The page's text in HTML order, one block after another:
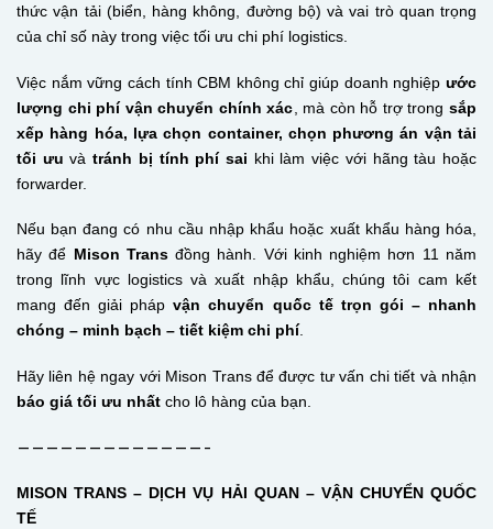
thức vận tải (biển, hàng không, đường bộ) và vai trò quan trọng
của chỉ số này trong việc tối ưu chi phí logistics.
Việc nắm vững cách tính CBM không chỉ giúp doanh nghiệp ước
lượng chi phí vận chuyển chính xác , mà còn hỗ trợ trong sắp
xếp hàng hóa, lựa chọn container, chọn phương án vận tải
tối ưu vàtránh bị tính phí sai khi làm việc với hãng tàu hoặc
forwarder.
Nếu bạn đang có nhu cầu nhập khẩu hoặc xuất khẩu hàng hóa,
hãy để Mison Transđồng hành. Với kinh nghiệm hơn 11 năm
trong lĩnh vực logistics và xuất nhập khẩu, chúng tôi cam kết
mang đến giải phápvận chuyển quốc tế trọn gói – nhanh
chóng – minh bạch – tiết kiệm chi phí.
Hãy liên hệ ngay với Mison Trans để được tư vấn chi tiết và nhận
báo giá tối ưu nhất cho lô hàng của bạn.
—————————————-
MISON TRANS – DỊCH VỤ HẢI QUAN – VẬN CHUYỂN QUỐC
TẾ